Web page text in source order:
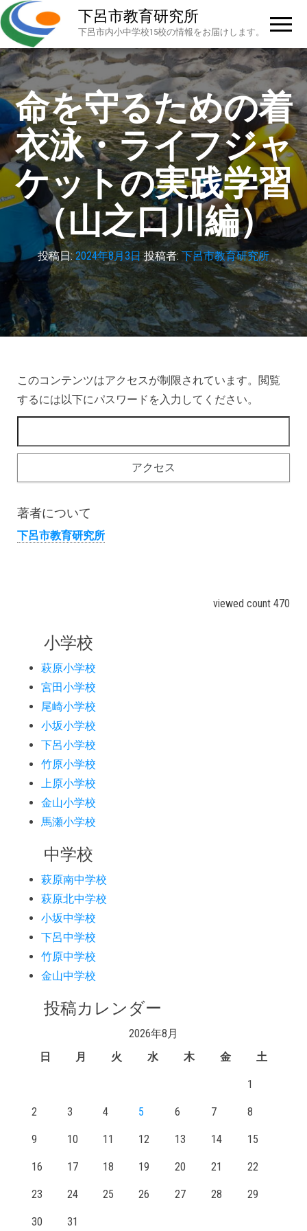
下呂市教育研究所
下呂市内小中学校15校の情報をお届けします。
命を守るための着
衣泳・ライフジャ
ケットの実践学習
（山之口川編）
投稿日:2024年8月3日投稿者:下呂市教育研究所
このコンテンツはアクセスが制限されています。閲覧
するには以下にパスワードを入力してください。
著者について
下呂市教育研究所
viewed count 470
小学校
萩原小学校
宮田小学校
尾崎小学校
小坂小学校
下呂小学校
竹原小学校
上原小学校
金山小学校
馬瀬小学校
中学校
萩原南中学校
萩原北中学校
小坂中学校
下呂中学校
竹原中学校
金山中学校
投稿カレンダー
2026年8月
日
月 火 水 木 金 土
1
2 3 4 5 6 7 8
9 10 11 12 13 14 15
16 17 18 19 20 21 22
23 24 25 26 27 28 29
30 31